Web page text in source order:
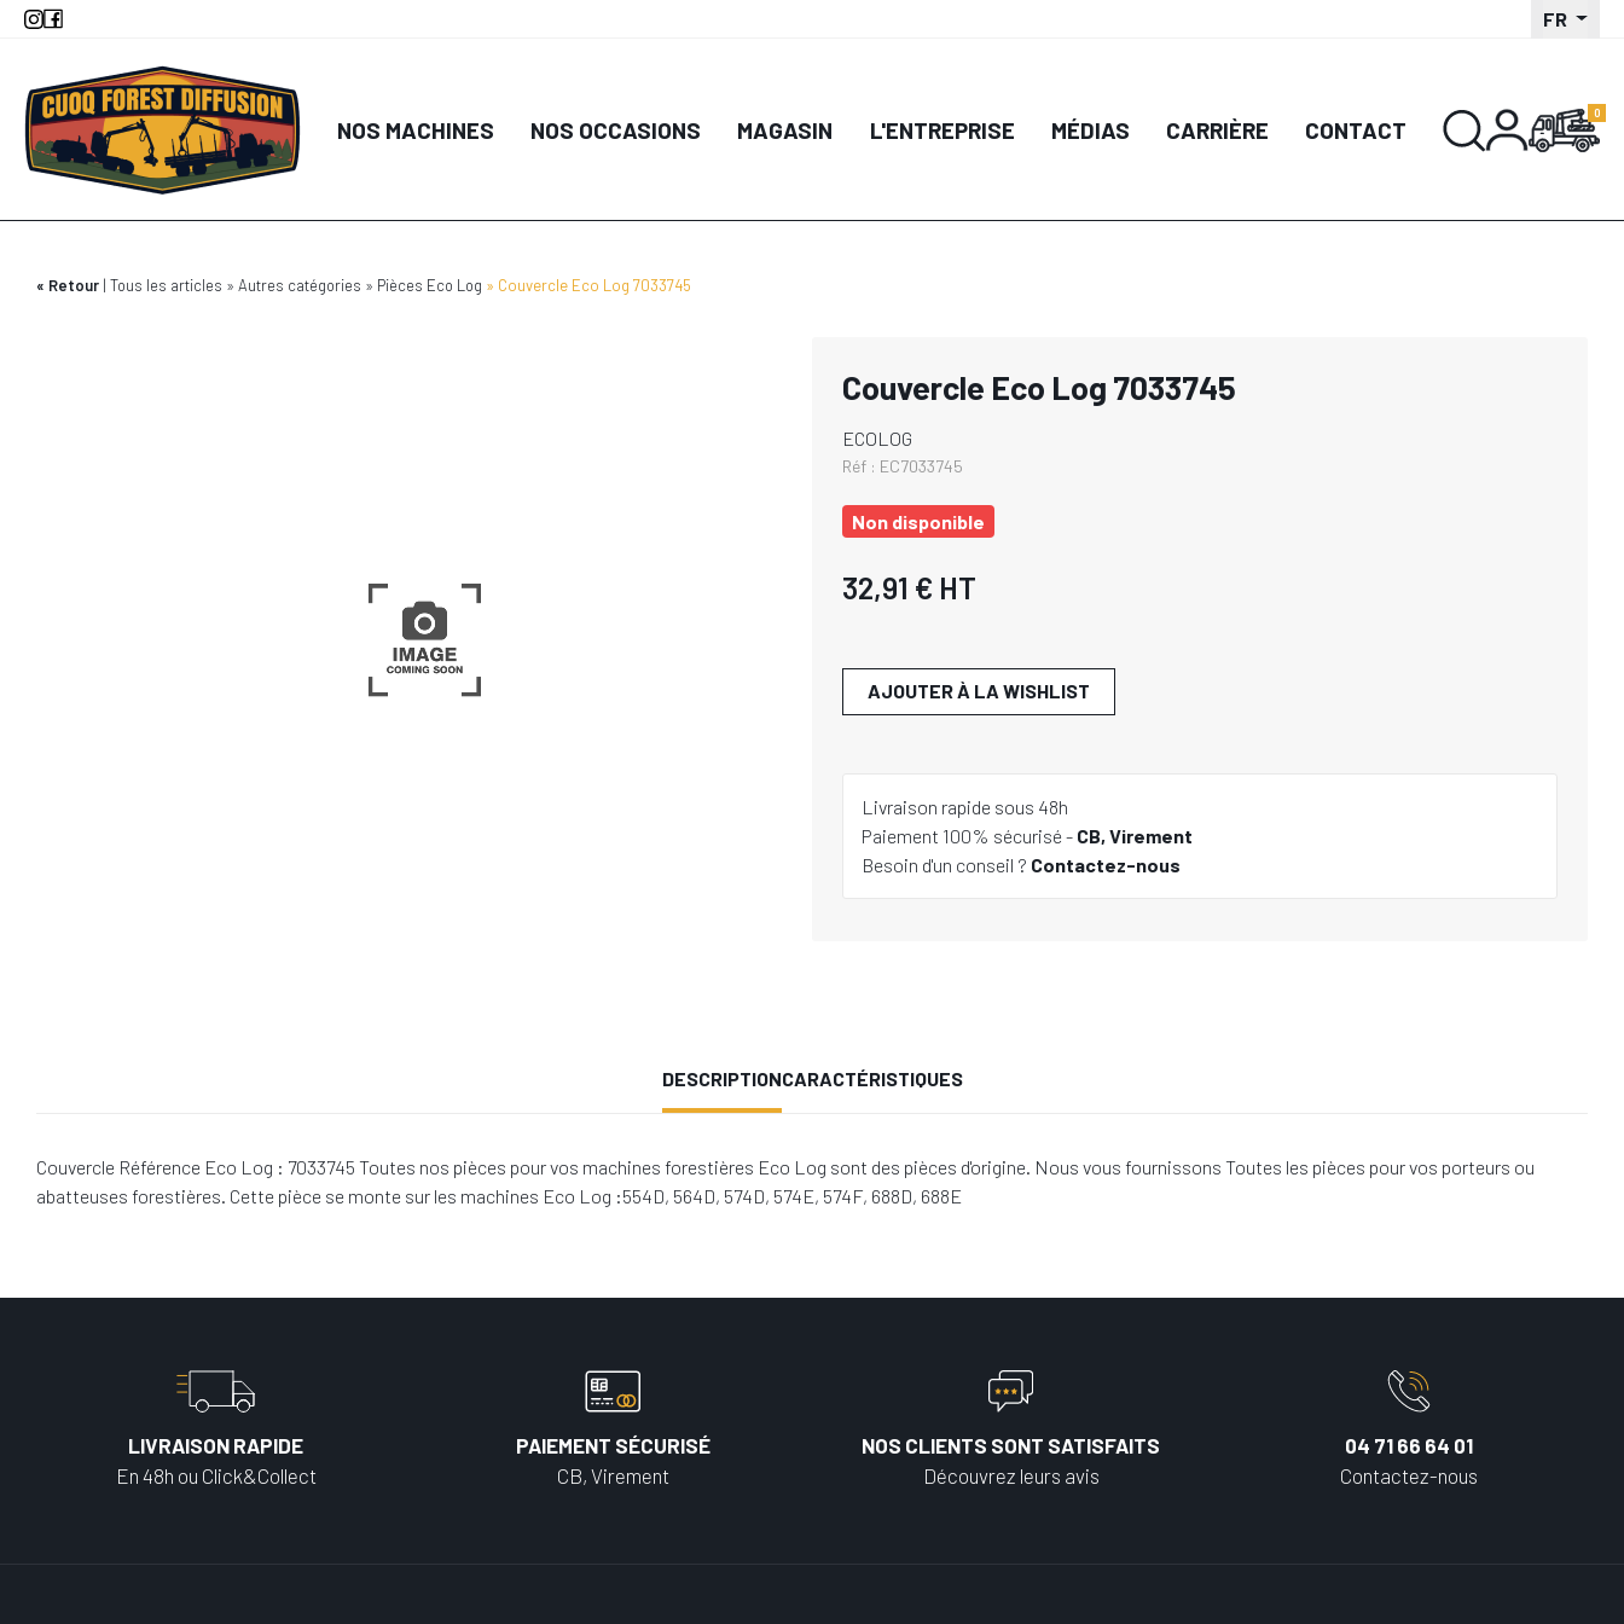
Aller
principal
FR
NOS MACHINES NOS OCCASIONS MAGASIN L'ENTREPRISE MÉDIAS CARRIÈRE CONTACT
Retour Tous les articles Autres catégories Pièces Eco Log Couvercle Eco Log 7033745
Couvercle Eco Log 7033745
ECOLOG
Réf : EC7033745
Non disponible
32,91 € HT
AJOUTER À LA WISHLIST
Livraison rapide sous 48h
Paiement 100% sécurisé - CB, Virement
Besoin d'un conseil ? Contactez-nous
DESCRIPTIONCARACTÉRISTIQUES
Couvercle Référence Eco Log : 7033745 Toutes nos pièces pour vos machines forestières Eco Log sont des pièces d'origine. Nous vous fournissons Toutes les pièces pour vos porteurs ou
abatteuses forestières. Cette pièce se monte sur les machines Eco Log :554D, 564D, 574D, 574E, 574F, 688D, 688E
LIVRAISON RAPIDE
En 48h ou Click&Collect
PAIEMENT SÉCURISÉ
CB, Virement
NOS CLIENTS SONT SATISFAITS
Découvrez leurs avis
04 71 66 64 01
Contactez-nous